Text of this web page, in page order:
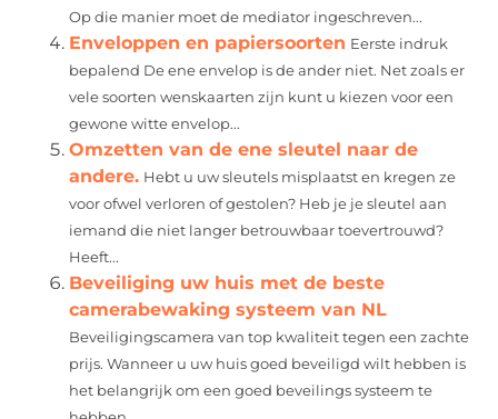
Op die manier moet de mediator ingeschreven...
Enveloppen en papiersoorten Eerste indruk
bepalend De ene envelop is de ander niet. Net zoals er
vele soorten wenskaarten zijn kunt u kiezen voor een
gewone witte envelop...
Omzetten van de ene sleutel naar de
andere. Hebt u uw sleutels misplaatst en kregen ze
voor ofwel verloren of gestolen? Heb je je sleutel aan
iemand die niet langer betrouwbaar toevertrouwd?
Heeft...
Beveiliging uw huis met de beste
camerabewaking systeem van NL
Beveiligingscamera van top kwaliteit tegen een zachte
prijs. Wanneer u uw huis goed beveiligd wilt hebben is
het belangrijk om een goed beveilings systeem te